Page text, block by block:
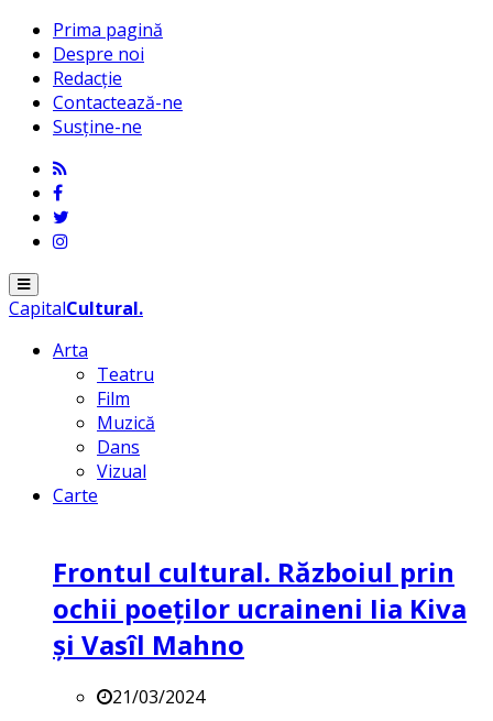
Prima pagină
Despre noi
Redacție
Contactează-ne
Susține-ne
Menu
CapitalCultural.
Arta
Teatru
Film
Muzică
Dans
Vizual
Carte
Frontul cultural. Războiul prin
ochii poeților ucraineni Iia Kiva
și Vasîl Mahno
21/03/2024